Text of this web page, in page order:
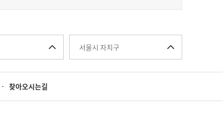
서울시 자치구
찾아오시는길